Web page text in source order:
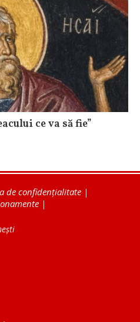
ce va să fie”
de confidențialitate |
|